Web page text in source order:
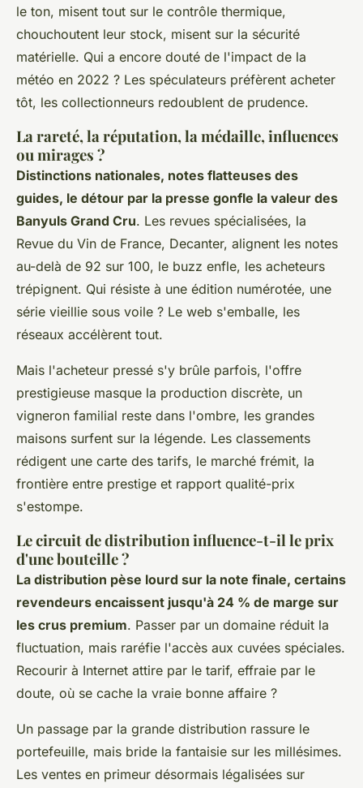
le ton, misent tout sur le contrôle thermique,
chouchoutent leur stock, misent sur la sécurité
matérielle. Qui a encore douté de l'impact de la
météo en 2022 ? Les spéculateurs préfèrent acheter
tôt, les collectionneurs redoublent de prudence.
La rareté, la réputation, la médaille, influences
ou mirages ?
Distinctions nationales, notes flatteuses des
guides, le détour par la presse gonfle la valeur des
Banyuls Grand Cru. Les revues spécialisées, la
Revue du Vin de France, Decanter, alignent les notes
au-delà de 92 sur 100, le buzz enfle, les acheteurs
trépignent. Qui résiste à une édition numérotée, une
série vieillie sous voile ? Le web s'emballe, les
réseaux accélèrent tout.
Mais l'acheteur pressé s'y brûle parfois, l'offre
prestigieuse masque la production discrète, un
vigneron familial reste dans l'ombre, les grandes
maisons surfent sur la légende. Les classements
rédigent une carte des tarifs, le marché frémit, la
frontière entre prestige et rapport qualité-prix
s'estompe.
Le circuit de distribution influence-t-il le prix
d'une bouteille ?
La distribution pèse lourd sur la note finale, certains
revendeurs encaissent jusqu'à 24 % de marge sur
les crus premium. Passer par un domaine réduit la
fluctuation, mais raréfie l'accès aux cuvées spéciales.
Recourir à Internet attire par le tarif, effraie par le
doute, où se cache la vraie bonne affaire ?
Un passage par la grande distribution rassure le
portefeuille, mais bride la fantaisie sur les millésimes.
Les ventes en primeur désormais légalisées sur